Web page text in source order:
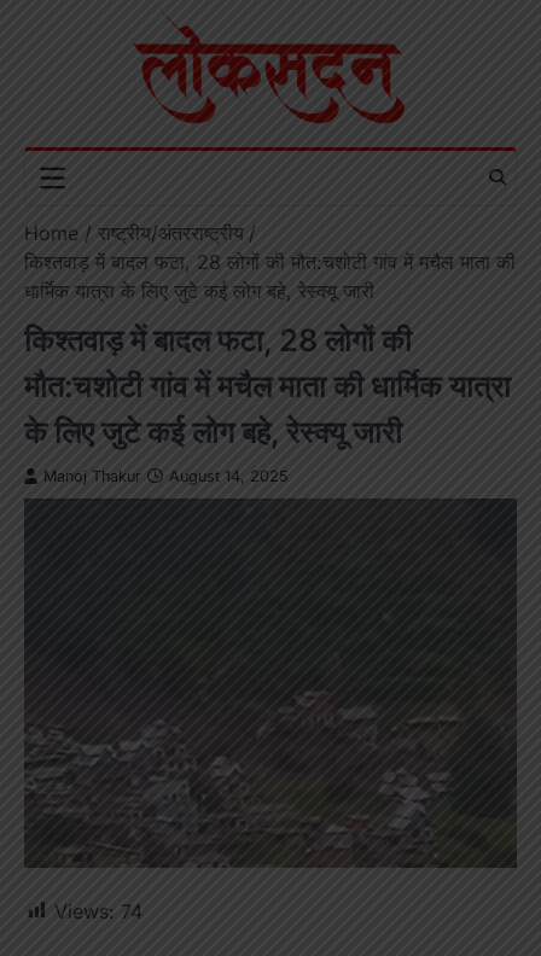
Home
राष्ट्रीय/अंतरराष्ट्रीय
किश्तवाड़ में बादल फटा, 28 लोगों की मौत:चशोटी गांव में मचैल माता की
धार्मिक यात्रा के लिए जुटे कई लोग बहे, रेस्क्यू जारी
किश्तवाड़ में बादल फटा, 28 लोगों की
मौत:चशोटी गांव में मचैल माता की धार्मिक यात्रा
के लिए जुटे कई लोग बहे, रेस्क्यू जारी
Manoj Thakur August 14, 2025
Views: 74